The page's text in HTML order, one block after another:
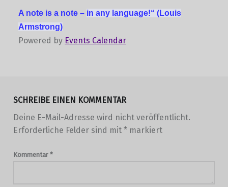
A note is a note – in any language!“ (Louis
Armstrong)
Powered by Events Calendar
SCHREIBE EINEN KOMMENTAR
Deine E-Mail-Adresse wird nicht veröffentlicht.
Erforderliche Felder sind mit *markiert
Kommentar *